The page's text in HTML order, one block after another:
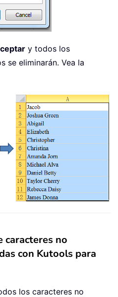
y todos los
se eliminarán. Vea la
caracteres no
con Kutools para
los caracteres no